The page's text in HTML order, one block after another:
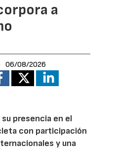
a
06/08/2026
su presencia en el
con participación
y una